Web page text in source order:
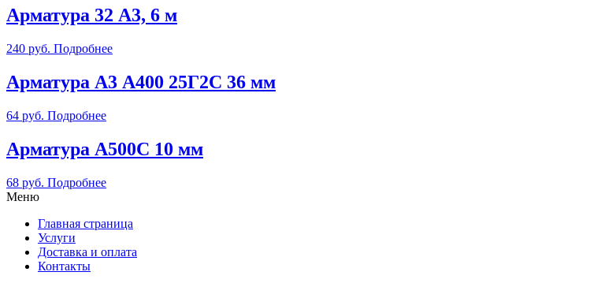
Арматура 32 А3, 6 м
240 руб. Подробнее
Арматура А3 А400 25Г2С 36 мм
64 руб. Подробнее
Арматура А500С 10 мм
68 руб. Подробнее
Меню
Главная страница
Услуги
Доставка и оплата
Контакты